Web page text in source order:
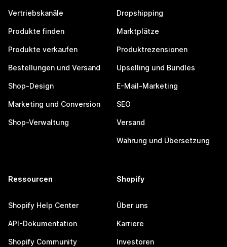
Vertriebskanäle
Produkte finden
Produkte verkaufen
Bestellungen und Versand
Shop-Design
Marketing und Conversion
Shop-Verwaltung
Dropshipping
Marktplätze
Produktrezensionen
Upselling und Bundles
E-Mail-Marketing
SEO
Versand
Währung und Übersetzung
Ressourcen
Shopify Help Center
API-Dokumentation
Shopify Community
Shopify
Über uns
Karriere
Investoren